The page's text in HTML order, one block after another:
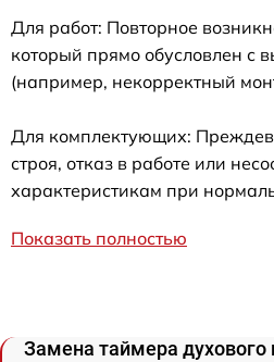
Для работ: Повторное
который прямо обусловлен с
(например, некорректный
Для комплектующих:
строя, отказ в работе или
характеристикам при
Показать полностью
Замена таймера духового